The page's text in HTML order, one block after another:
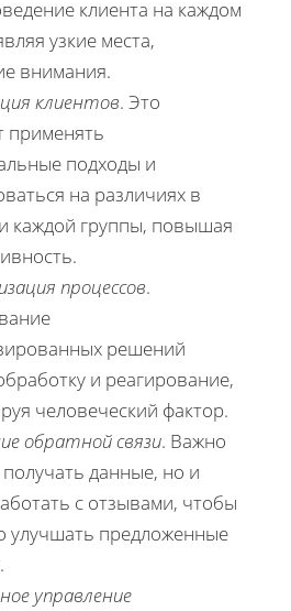
клиента на каждом
узкие места,
внимания.
клиентов. Это
применять
подходы и
на различиях в
каждой группы, повышая
процессов.
решений
и реагирование,
человеческий фактор.
обратной связи. Важно
данные, но и
с отзывами, чтобы
улучшать предложенные
управление